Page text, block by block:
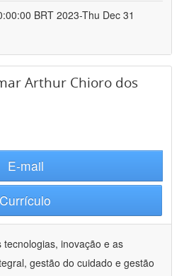
BRT 2023-Thu Dec 31
Arthur Chioro dos
E-mail
Currículo
tecnologias, inovação e as
gestão do cuidado e gestão